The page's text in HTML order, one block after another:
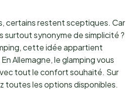
certains restent sceptiques. Car
surtout synonyme de simplicité ?
cette idée appartient
Allemagne, le glamping vous
tout le confort souhaité. Sur
toutes les options disponibles.